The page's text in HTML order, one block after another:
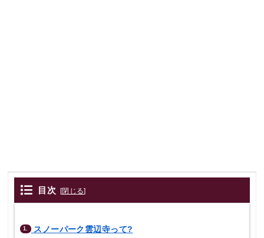
目次 [閉じる]
1. スノーパーク雲辺寺って?